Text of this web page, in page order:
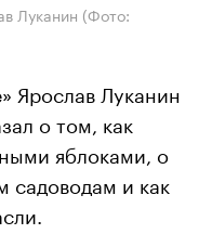
Луканин (Фото:
Ярослав Луканин
о том, как
яблоками, о
садоводам и как